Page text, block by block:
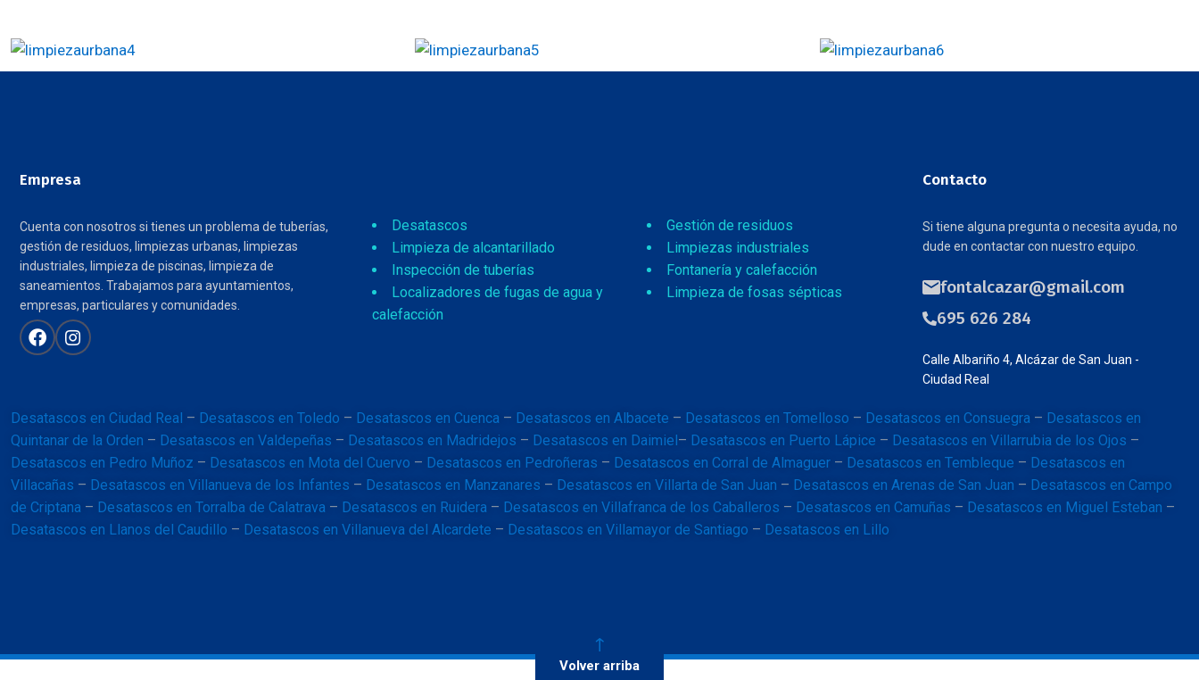
Empresa
Cuenta con nosotros si tienes un problema de tuberías,
gestión de residuos, limpiezas urbanas, limpiezas
industriales, limpieza de piscinas, limpieza de
saneamientos. Trabajamos para ayuntamientos,
empresas, particulares y comunidades.
Desatascos
Limpieza de alcantarillado
Inspección de tuberías
Localizadores de fugas de agua y
calefacción
Gestión de residuos
Limpiezas industriales
Fontanería y calefacción
Limpieza de fosas sépticas
Contacto
Si tiene alguna pregunta o necesita ayuda, no
dude en contactar con nuestro equipo.
fontalcazar@gmail.com
695 626 284
Calle Albariño 4, Alcázar de San Juan -
Ciudad Real
Desatascos en Ciudad Real – Desatascos en Toledo – Desatascos en Cuenca – Desatascos en Albacete – Desatascos en Tomelloso – Desatascos en Consuegra – Desatascos en
Quintanar de la Orden – Desatascos en Valdepeñas – Desatascos en Madridejos – Desatascos en Daimiel– Desatascos en Puerto Lápice – Desatascos en Villarrubia de los Ojos –
Desatascos en Pedro Muñoz – Desatascos en Mota del Cuervo – Desatascos en Pedroñeras – Desatascos en Corral de Almaguer – Desatascos en Tembleque – Desatascos en
Villacañas – Desatascos en Villanueva de los Infantes – Desatascos en Manzanares – Desatascos en Villarta de San Juan – Desatascos en Arenas de San Juan – Desatascos en Campo
de Criptana – Desatascos en Torralba de Calatrava – Desatascos en Ruidera – Desatascos en Villafranca de los Caballeros – Desatascos en Camuñas – Desatascos en Miguel Esteban –
Desatascos en Llanos del Caudillo – Desatascos en Villanueva del Alcardete – Desatascos en Villamayor de Santiago – Desatascos en Lillo
Volver arriba